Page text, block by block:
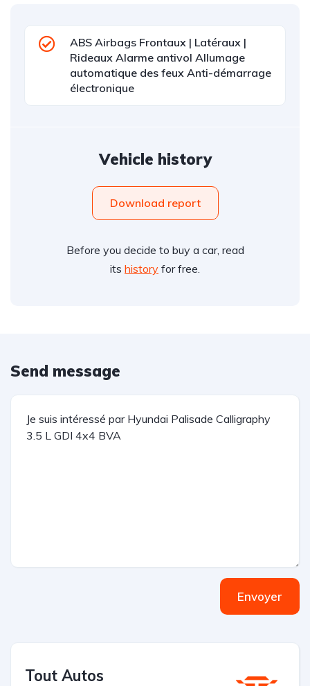
ABS Airbags Frontaux | Latéraux |
Rideaux Alarme antivol Allumage
automatique des feux Anti-démarrage
électronique
Vehicle history
Download report
Before you decide to buy a car, read
its history for free.
Send message
Envoyer
Tout Autos